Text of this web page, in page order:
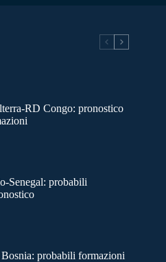
RD Congo: pronostico
Senegal: probabili
probabili formazioni